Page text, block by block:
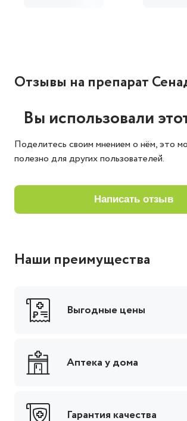
Отзывы на препарат
Вы использовали
Поделитесь своим мнением о нём, это
полезно для других пользователей.
написать отзыв
Наши преимущества
Выгодные цены
Аптека у дома
Гарантия качества